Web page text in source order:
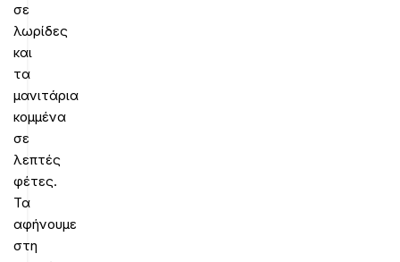
σε
λωρίδες
και
τα
μανιτάρια
κομμένα
σε
λεπτές
φέτες.
Τα
αφήνουμε
στη